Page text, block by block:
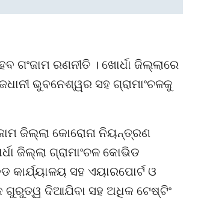
ଗଂଜାମ ରଣନୀତି । ଖୋର୍ଧା ଜିଲ୍ଲାରେ
ଭୁବନେଶ୍ୱର ସହ ଗ୍ରାମାଂଚଳକୁ
ଜିଲ୍ଲା କୋରୋନା ନିୟନ୍ତ୍ରଣ
ଜିଲ୍ଲା ଗ୍ରାମାଂଚଳ କୋଭିଡ
ସହ ଏୟାରପୋର୍ଟ ଓ
ଗୁରୁତ୍ୱ ଦିଆଯିବା ସହ ଅଧିକ ଟେଷ୍ଟିଂ